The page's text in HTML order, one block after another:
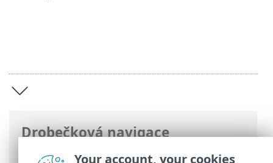
Drobečková navigace
ESET Online nápověda> ESET Endpoint
Your account, your cookies